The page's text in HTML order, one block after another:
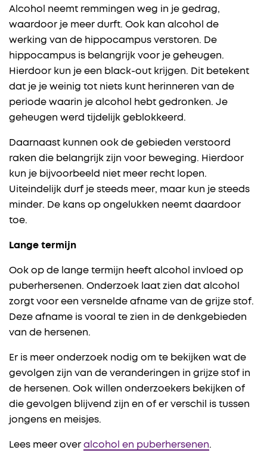
Alcohol neemt remmingen weg in je gedrag,
waardoor je meer durft. Ook kan alcohol de
werking van de hippocampus verstoren. De
hippocampus is belangrijk voor je geheugen.
Hierdoor kun je een black-out krijgen. Dit betekent
dat je je weinig tot niets kunt herinneren van de
periode waarin je alcohol hebt gedronken. Je
geheugen werd tijdelijk geblokkeerd.
Daarnaast kunnen ook de gebieden verstoord
raken die belangrijk zijn voor beweging. Hierdoor
kun je bijvoorbeeld niet meer recht lopen.
Uiteindelijk durf je steeds meer, maar kun je steeds
minder. De kans op ongelukken neemt daardoor
toe.
Lange termijn
Ook op de lange termijn heeft alcohol invloed op
puberhersenen. Onderzoek laat zien dat alcohol
zorgt voor een versnelde afname van de grijze stof.
Deze afname is vooral te zien in de denkgebieden
van de hersenen.
Er is meer onderzoek nodig om te bekijken wat de
gevolgen zijn van de veranderingen in grijze stof in
de hersenen. Ook willen onderzoekers bekijken of
die gevolgen blijvend zijn en of er verschil is tussen
jongens en meisjes.
Lees meer over alcohol en puberhersenen.